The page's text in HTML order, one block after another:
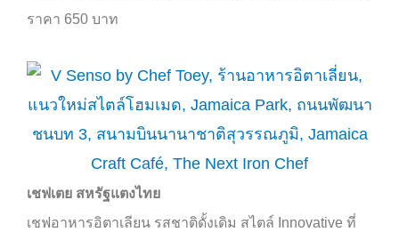
ราคา 650 บาท
เชฟเตย สหรัฐแตงไทย
เชฟอาหารอิตาเลียน รสชาติดั้งเดิม สไตล์ Innovative ที่